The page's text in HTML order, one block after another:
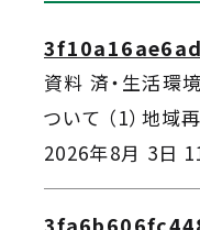
資料 済・生活環
ついて （1）地域
2026年8月 3日